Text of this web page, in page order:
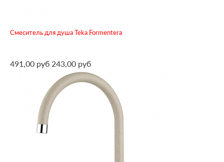
Смеситель для душа Teka Formentera
491,00 руб 243,00 руб